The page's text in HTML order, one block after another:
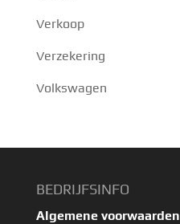
Verkoop
Verzekering
Volkswagen
BEDRIJFSINFO
Algemene voorwaarden